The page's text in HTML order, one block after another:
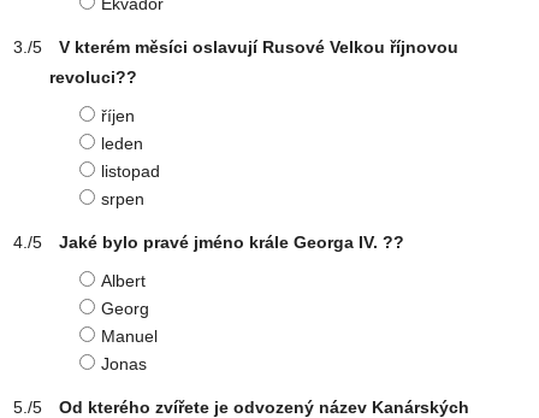
V kterém měsíci oslavují Rusové Velkou říjnovou
revoluci??
říjen
leden
listopad
srpen
Jaké bylo pravé jméno krále Georga IV. ??
Albert
Georg
Manuel
Jonas
Od kterého zvířete je odvozený název Kanárských